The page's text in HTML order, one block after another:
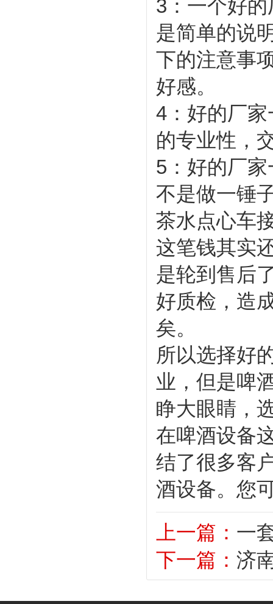
3：一个好
是简单的说
下的注意事
好感。
4：好的厂
的专业性，
5：好的厂
不是做一锤
茶水点心车
这笔钱其实
是轮到售后
好质检，造
矣。
所以选择好
业，但是啤
睁大眼睛，
在啤酒设备
结了很多客
酒设备。您
上一篇： 一
下一篇： 济